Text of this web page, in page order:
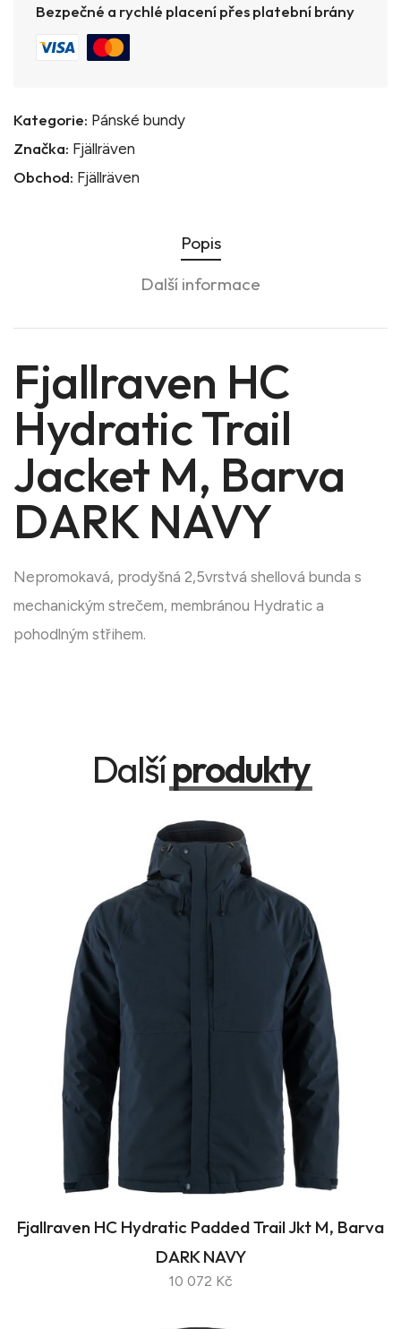
Bezpečné a rychlé placení přes platební brány
Kategorie: Pánské bundy
Značka: Fjällräven
Obchod: Fjällräven
Popis
Další informace
Fjallraven HC
Hydratic Trail
Jacket M, Barva
DARK NAVY
Nepromokavá, prodyšná 2,5vrstvá shellová bunda s
mechanickým strečem, membránou Hydratic a
pohodlným střihem.
Dalšíprodukty
Fjallraven HC Hydratic Padded Trail Jkt M, Barva
DARK NAVY
10 072 Kč